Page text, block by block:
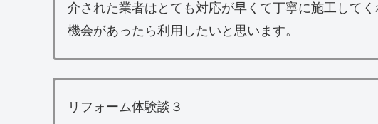
介された業者はとても対応が早くて丁寧に施工して
機会があったら利用したいと思います。
リフォーム体験談３